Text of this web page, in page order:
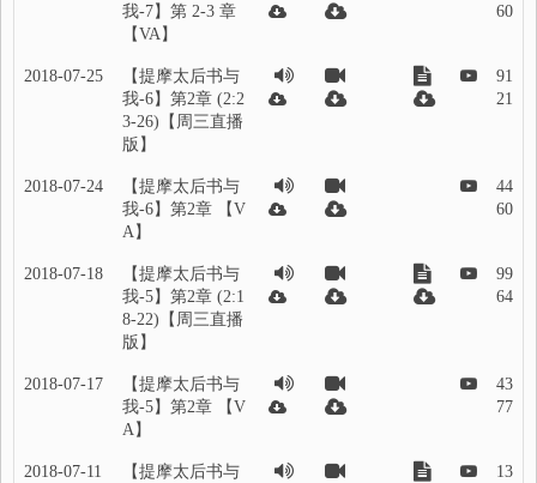
我-7】第 2-3 章
【VA】
60
2018-07-25
【提摩太后书与
我-6】第2章 (2:2
3-26)【周三直播
版】
91
21
2018-07-24
【提摩太后书与
我-6】第2章 【V
A】
44
60
2018-07-18
【提摩太后书与
我-5】第2章 (2:1
8-22)【周三直播
版】
99
64
2018-07-17
【提摩太后书与
我-5】第2章 【V
A】
43
77
2018-07-11
【提摩太后书与
13